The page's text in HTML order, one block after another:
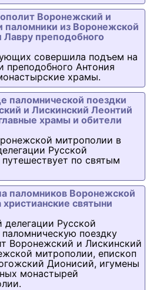
Воронежский и
паломники из Воронежской
преподобного
совершила подъем на
преподобного Антония
храмы.
паломнической поездки
и Лискинский Леонтий
храмы и обители
митрополии в
Русской
по святым
паломников Воронежской
святыни
Русской
поездку
Воронежский и Лискинский
митрополии, епископ
Дионисий, игумены
монастырей